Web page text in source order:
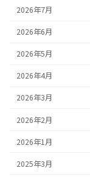
2026年7月
2026年6月
2026年5月
2026年4月
2026年3月
2026年2月
2026年1月
2025年3月